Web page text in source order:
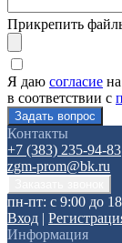
Прикрепить
Я даю согласие
в соответствии с
Контакты
+7 (383) 235-94-83
zgm-prom@bk.ru
пн-пт: с 9:00 до
Вход |
Информация